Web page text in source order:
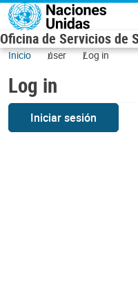
Skip to main content
Oficina de Servicios de
Inicio user Log in
Log in
Iniciar sesión